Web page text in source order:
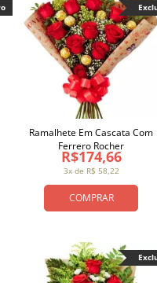
COMPRAR
3x de R$ 58,22
R$174,66
Ramalhete Em Cascata Com
Ferrero Rocher